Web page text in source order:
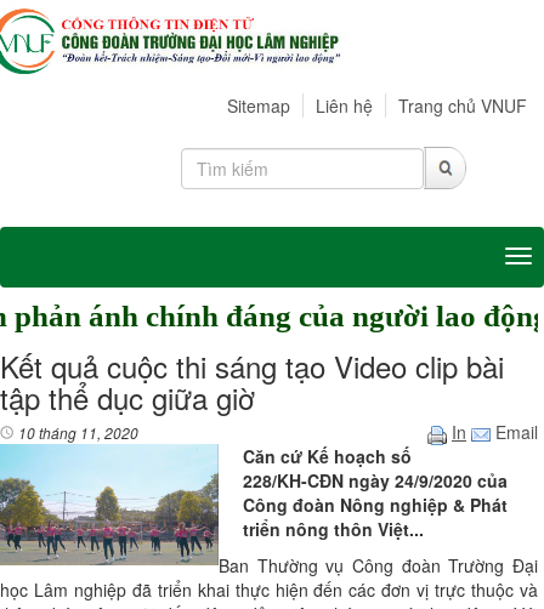
Sitemap Liên hệ Trang chủ VNUF
chính đáng của người lao động tại
Kết quả cuộc thi sáng tạo Video clip bài
tập thể dục giữa giờ
10 tháng 11, 2020 In
Email
Căn cứ Kế hoạch số
228/KH-CĐN ngày 24/9/2020 của
Công đoàn Nông nghiệp & Phát
triển nông thôn Việt...
Ban Thường vụ Công đoàn Trường Đại
học Lâm nghiệp đã triển khai thực hiện đến các đơn vị trực thuộc và